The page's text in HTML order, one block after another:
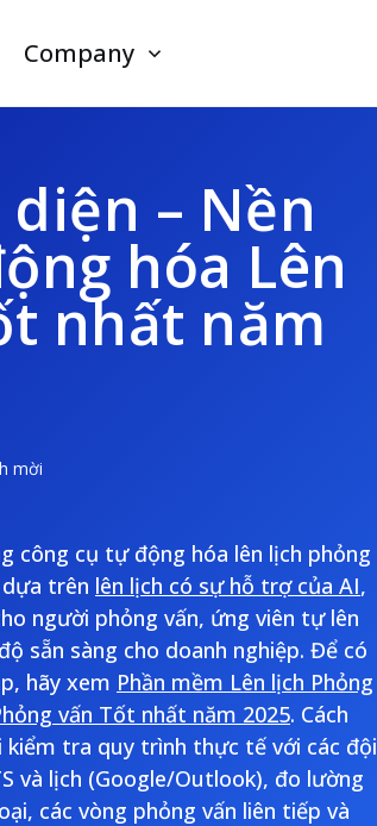
Company
– Nền
hóa Lên
nhất năm
mời
công cụ tự động hóa lên lịch phỏng
trên lên lịch có sự hỗ trợ của AI,
người phỏng vấn, ứng viên tự lên
sẵn sàng cho doanh nghiệp. Để có
hãy xem Phần mềm Lên lịch Phỏng
vấn Tốt nhất năm 2025. Cách
tra quy trình thực tế với các đội
và lịch (Google/Outlook), đo lường
các vòng phỏng vấn liên tiếp và